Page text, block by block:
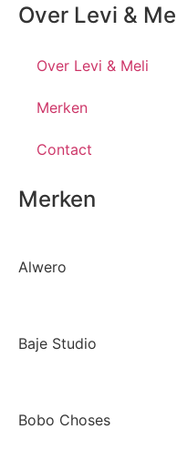
Over Levi &
Over Levi & Meli
Merken
Contact
Merken
Alwero
Baje Studio
Bobo Choses